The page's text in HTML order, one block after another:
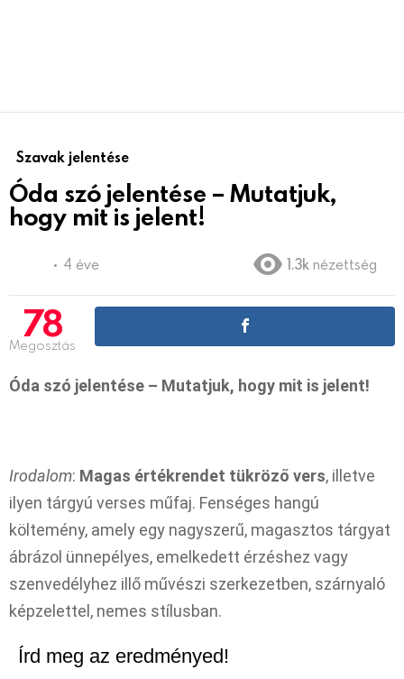
Szavak jelentése
Óda szó jelentése – Mutatjuk,
hogy mit is jelent!
4 éve 1.3k nézettség
78
Megosztás
Óda szó jelentése – Mutatjuk, hogy mit is jelent!
Irodalom: Magas értékrendet tükröző vers, illetve
ilyen tárgyú verses műfaj. Fenséges hangú
költemény, amely egy nagyszerű, magasztos tárgyat
ábrázol ünnepélyes, emelkedett érzéshez vagy
szenvedélyhez illő művészi szerkezetben, szárnyaló
képzelettel, nemes stílusban.
Írd meg az eredményed!